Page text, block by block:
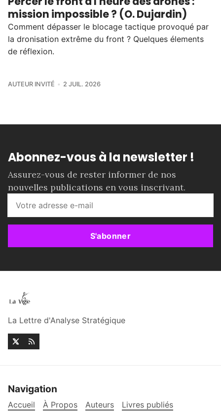
mission impossible ? (O. Dujardin)
Comment dépasser le blocage tactique provoqué par
la dronisation extrême du front ? Quelques élements
de réflexion.
AUTEUR INVITÉ 2 JUIL. 2026
Abonnez-vous à la newsletter !
Assurez-vous de rester informer de nos
nouvelles publications en vous inscrivant.
S'abonner
La Lettre d'Analyse Stratégique
Navigation
Accueil À Propos Auteurs
Livres publiés